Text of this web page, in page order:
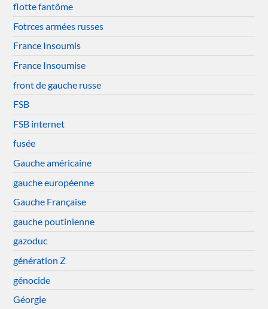
flotte fantôme
Fotrces armées russes
France Insoumis
France Insoumise
front de gauche russe
FSB
FSB internet
fusée
Gauche américaine
gauche européenne
Gauche Française
gauche poutinienne
gazoduc
génération Z
génocide
Géorgie